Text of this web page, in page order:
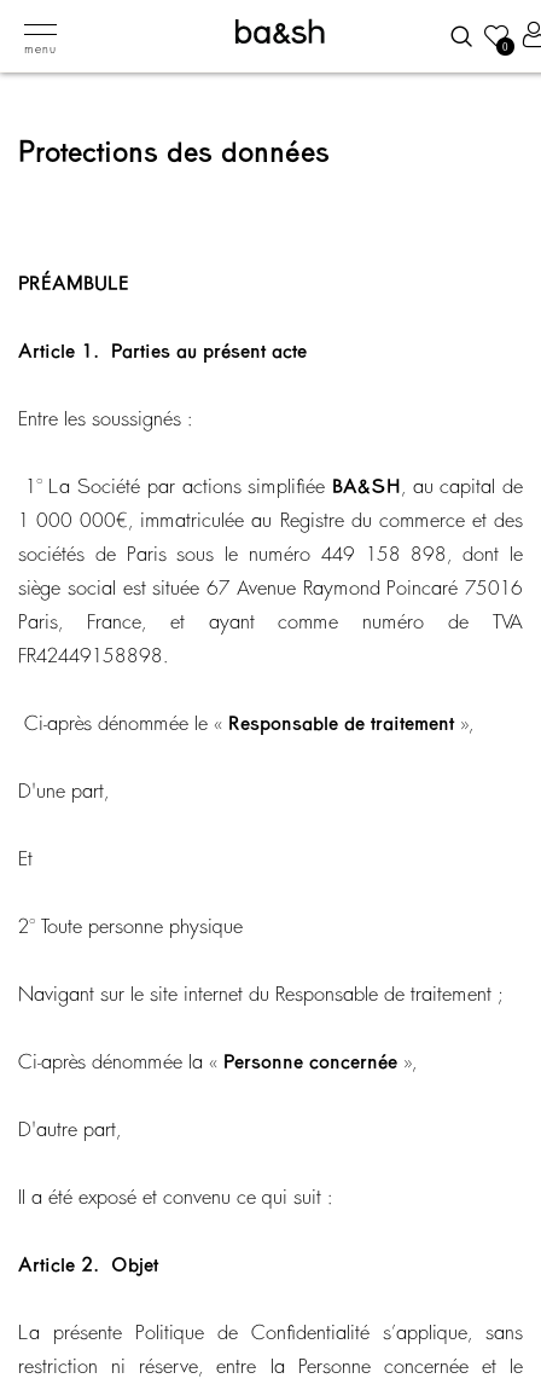
menu 0
Protections des données
PRÉAMBULE
Article 1. Parties au présent acte
Entre les soussignés :
1° La Société par actions simplifiée BA&SH
, au capital de
1 000 000€, immatriculée au Registre du commerce et des
sociétés de Paris sous le numéro 449 158 898, dont le
siège social est située 67 Avenue Raymond Poincaré 75016
Paris, France, et ayant comme numéro de TVA
FR42449158898.
Ci-après dénommée le « Responsable de traitement»,
D'une part,
Et
2° Toute personne physique
Navigant sur le site internet du Responsable de traitement ;
Ci-après dénommée la « Personne concernée »,
D'autre part,
Il a été exposé et convenu ce qui suit :
Article 2. Objet
La présente Politique de Confidentialité s’applique, sans
restriction ni réserve, entre la Personne concernée et le